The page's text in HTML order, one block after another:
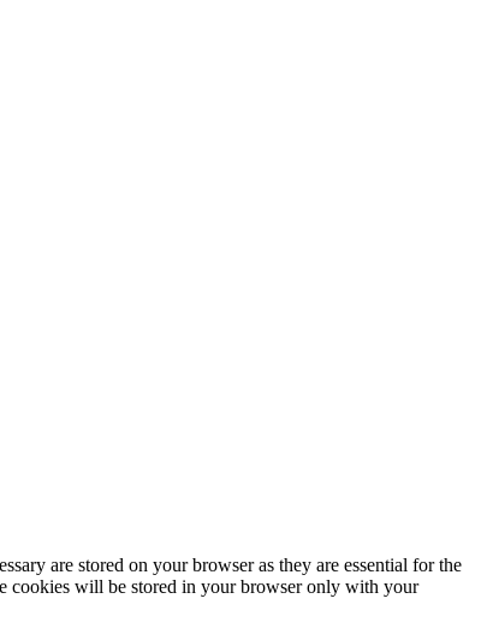
are stored on your browser as they are essential for the
cookies will be stored in your browser only with your